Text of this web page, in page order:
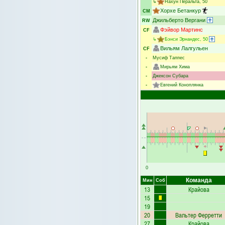
↳ Нахун Перальта, 50
CM
Хорхе Бетанкур
RW Джильберто Вергани
CF Фэйвор Мартинс
↳ Бэнси Эрнандес, 50
CF
Вильям Лалгульен
-
Мусиф Таппес
-
Мирьям Хима
-
Джексон Субара
-
Евгений Коноплянка
0
Мин Соб Команда
13
Крайова
15
19
20
Вальтер Ферретти